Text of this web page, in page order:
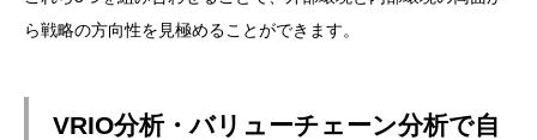
ら戦略の方向性を見極めることができます。
VRIO分析・バリューチェーン分析で自